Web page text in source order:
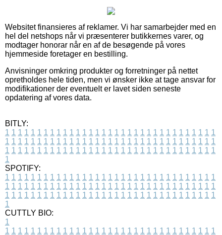
Websitet finansieres af reklamer. Vi har samarbejder med en
hel del netshops når vi præsenterer butikkernes varer, og
modtager honorar når en af de besøgende på vores
hjemmeside foretager en bestilling.
Anvisninger omkring produkter og forretninger på nettet
opretholdes hele tiden, men vi ønsker ikke at tage ansvar for
modifikationer der eventuelt er lavet siden seneste
opdatering af vores data.
BITLY:
1 1 1 1 1 1 1 1 1 1 1 1 1 1 1 1 1 1 1 1 1 1 1 1 1 1 1 1 1 1 1 1 1
1 1 1 1 1 1 1 1 1 1 1 1 1 1 1 1 1 1 1 1 1 1 1 1 1 1 1 1 1 1 1 1 1
1 1 1 1 1 1 1 1 1 1 1 1 1 1 1 1 1 1 1 1 1 1 1 1 1 1 1 1 1 1 1 1 1
1
SPOTIFY:
1 1 1 1 1 1 1 1 1 1 1 1 1 1 1 1 1 1 1 1 1 1 1 1 1 1 1 1 1 1 1 1 1
1 1 1 1 1 1 1 1 1 1 1 1 1 1 1 1 1 1 1 1 1 1 1 1 1 1 1 1 1 1 1 1 1
1 1 1 1 1 1 1 1 1 1 1 1 1 1 1 1 1 1 1 1 1 1 1 1 1 1 1 1 1 1 1 1 1
1
CUTTLY BIO:
1
1 1 1 1 1 1 1 1 1 1 1 1 1 1 1 1 1 1 1 1 1 1 1 1 1 1 1 1 1 1 1 1 1